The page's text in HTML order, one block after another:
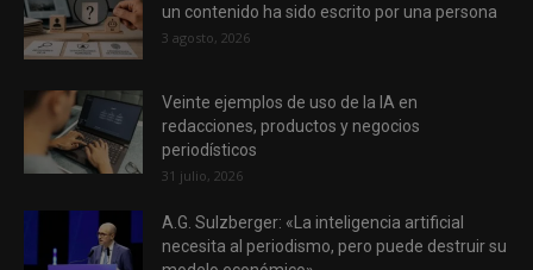
un contenido ha sido escrito por una persona
3 agosto, 2026
Veinte ejemplos de uso de la IA en
redacciones, productos y negocios
periodísticos
31 julio, 2026
A.G. Sulzberger: «La inteligencia artificial
necesita al periodismo, pero puede destruir su